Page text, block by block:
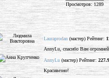
Просмотров: 1289
Lauraprodan (мастер) Рейтинг:
AnnyLu, спасибо Вам
AnnyLu (мастер) Рейтинг:
Красивезно!